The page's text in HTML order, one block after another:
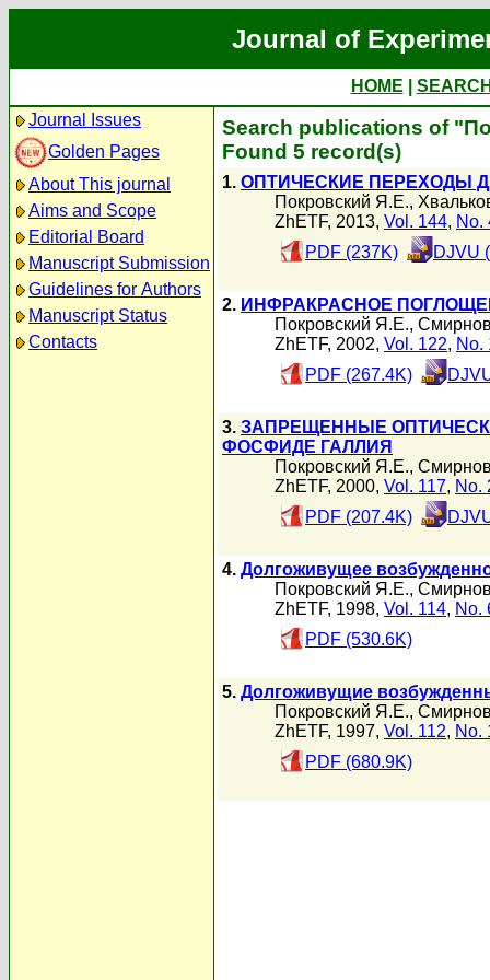
Journal of
HOME
Journal Issues
Golden Pages
About This journal
Aims and Scope
Editorial Board
Manuscript Submission
Guidelines for Authors
Manuscript Status
Contacts
Search publications of
Found 5 record(s)
1. ОПТИЧЕСКИЕ ПЕРЕХОДЫ
Покровский Я.Е.,
ZhETF, 2013, Vol. 144, No.
PDF (237K)
DJVU
2. ИНФРАКРАСНОЕ
Покровский Я.Е.,
ZhETF, 2002, Vol. 122, No.
PDF (267.4K)
3. ЗАПРЕЩЕННЫЕ
ФОСФИДЕ ГАЛЛИЯ
Покровский Я.Е.,
ZhETF, 2000, Vol. 117, No.
PDF (207.4K)
4. Долгоживущее
Покровский Я.Е.,
ZhETF, 1998, Vol. 114, No.
PDF (530.6K)
5. Долгоживущие
Покровский Я.Е.,
ZhETF, 1997, Vol. 112, No.
PDF (680.9K)